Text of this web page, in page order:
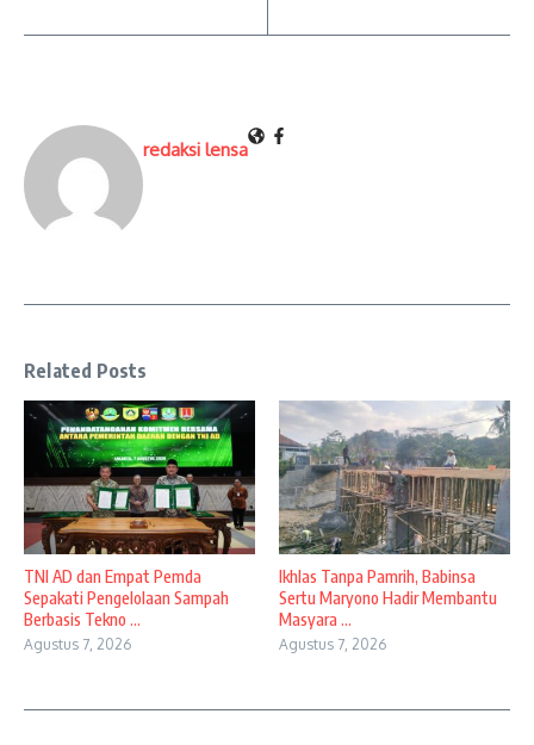
redaksi lensa
Related Posts
TNI AD dan Empat Pemda
Sepakati Pengelolaan Sampah
Berbasis Tekno ...
Agustus 7, 2026
Ikhlas Tanpa Pamrih, Babinsa
Sertu Maryono Hadir Membantu
Masyara ...
Agustus 7, 2026